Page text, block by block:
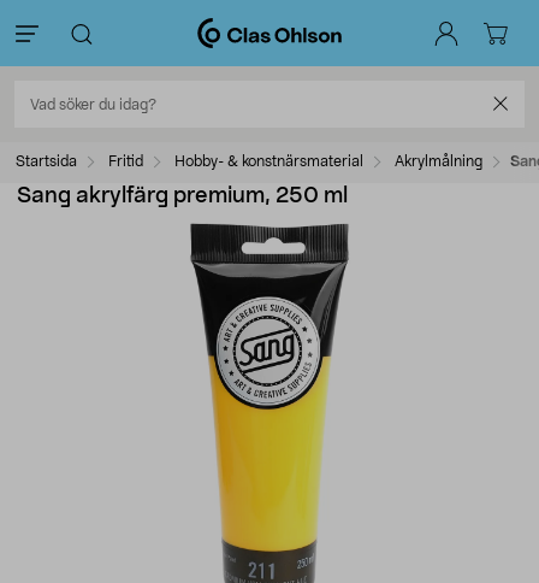
Startsida Fritid Hobby- & konstnärsmaterial Akrylmålning
Sang akrylfärg premium, 250 ml